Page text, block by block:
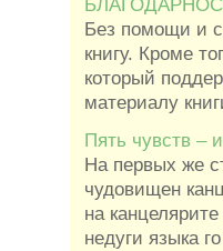
Без помощи и
книгу. Кроме
который
материалу
Пять чувств –
На первых же
чудовищен
на
недуги языка